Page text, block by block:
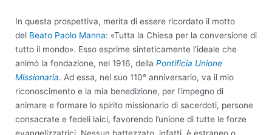
In questa prospettiva, merita di essere ricordato il motto
del Beato Paolo Manna: «Tutta la Chiesa per la conversione di
tutto il mondo». Esso esprime sinteticamente l’ideale che
animò la fondazione, nel 1916, della Pontificia Unione
Missionaria. Ad essa, nel suo 110° anniversario, va il mio
riconoscimento e la mia benedizione, per l’impegno di
animare e formare lo spirito missionario di sacerdoti, persone
consacrate e fedeli laici, favorendo l’unione di tutte le forze